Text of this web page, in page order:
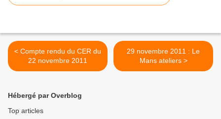
< Compte rendu du CER du
22 novembre 2011
29 novembre 2011 : Le
Mans ateliers >
Hébergé par Overblog
Top articles